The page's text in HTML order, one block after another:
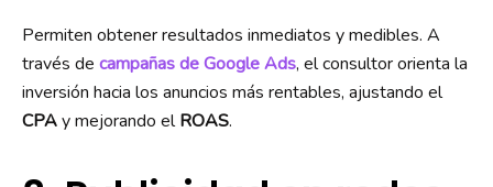
Permiten obtener resultados inmediatos y medibles. A
través de campañas de Google Ads, el consultor orienta la
inversión hacia los anuncios más rentables, ajustando el
CPAy mejorando elROAS.